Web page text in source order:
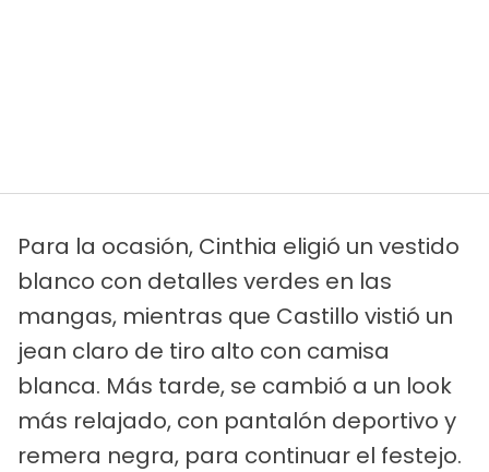
Para la ocasión, Cinthia eligió un vestido
blanco con detalles verdes en las
mangas, mientras que Castillo vistió un
jean claro de tiro alto con camisa
blanca. Más tarde, se cambió a un look
más relajado, con pantalón deportivo y
remera negra, para continuar el festejo.